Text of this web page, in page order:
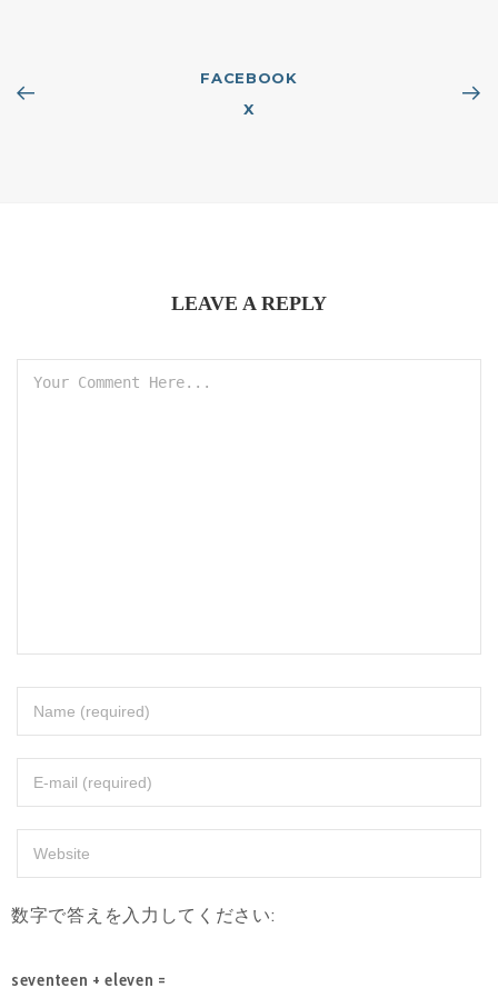
FACEBOOK
X
LEAVE A REPLY
数字で答えを入力してください:
seventeen + eleven =